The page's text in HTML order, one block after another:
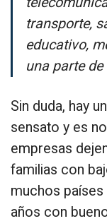
transporte,
educativo,
una parte
Sin duda, hay
sensato y es
empresas
familias con
muchos países
años con